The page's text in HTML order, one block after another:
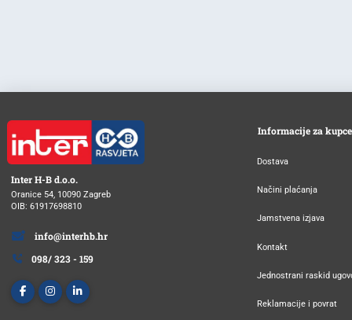
Inter H-B d.o.o.
Oranice 54, 10090 Zagreb
OIB: 61917698810
info@interhb.hr
098/ 323 - 159
Informacije za kupce
Dostava
Načini plaćanja
Jamstvena izjava
Kontakt
Jednostrani raskid
Reklamacije i povrat